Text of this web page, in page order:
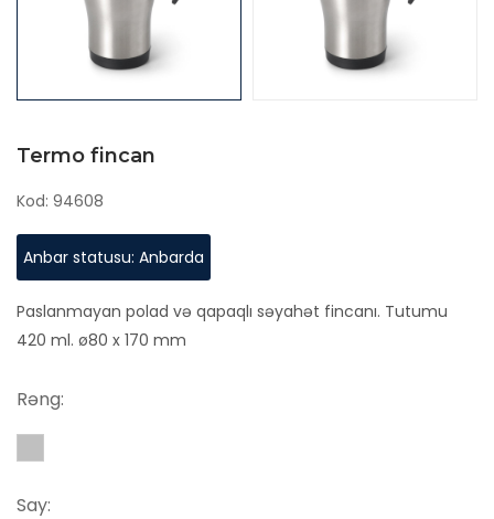
Termo fincan
Kod: 94608
Anbar statusu: Anbarda
Paslanmayan polad və qapaqlı səyahət fincanı. Tutumu
420 ml. ø80 x 170 mm
Rəng:
Say: